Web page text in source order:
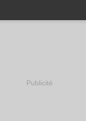
Publicité